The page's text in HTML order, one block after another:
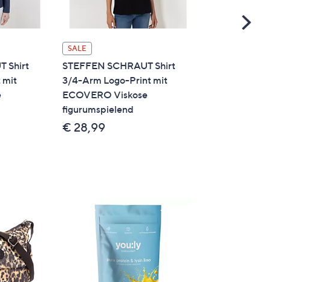
Shirt
mit
SALE
STEFFEN SCHRAUT Shirt
3/4-Arm Logo-Print mit
ECOVERO Viskose
figurumspielend
€ 28,99
Scroll